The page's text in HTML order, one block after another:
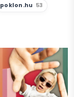
poklon.hu 53